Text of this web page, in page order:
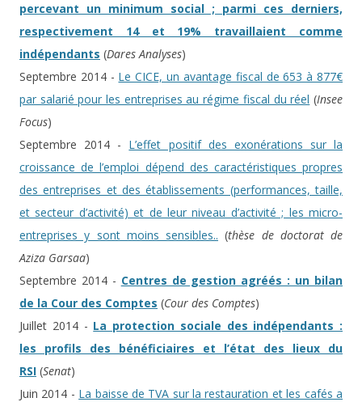
percevant un minimum social ; parmi ces derniers,
respectivement 14 et 19% travaillaient comme
indépendants (Dares Analyses)
Septembre 2014 - Le CICE, un avantage fiscal de 653 à 877€
par salarié pour les entreprises au régime fiscal du réel (Insee
Focus)
Septembre 2014 - L’effet positif des exonérations sur la
croissance de l’emploi dépend des caractéristiques propres
des entreprises et des établissements (performances, taille,
et secteur d’activité) et de leur niveau d’activité ; les micro-
entreprises y sont moins sensibles.. (thèse de doctorat de
Aziza Garsaa)
Septembre 2014 - Centres de gestion agréés : un bilan
de la Cour des Comptes (Cour des Comptes)
Juillet 2014 - La protection sociale des indépendants :
les profils des bénéficiaires et l’état des lieux du
RSI (Senat)
Juin 2014 - La baisse de TVA sur la restauration et les cafés a